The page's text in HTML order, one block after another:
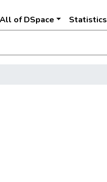
All of DSpace Statistics